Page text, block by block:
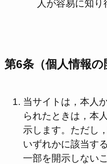
人が容易に知
第6条（個人情報の
当サイトは，本人
られたときは，本
示します。ただし
いずれかに該当す
一部を開示しない